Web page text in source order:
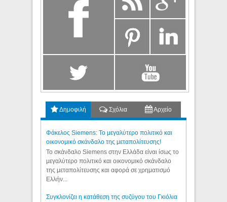
Δημοφιλή Σχόλια Αρχείο
Φάκελος Siemens: Το μεγαλύτερο πολιτικό και
οικονομικό σκάνδαλο της μεταπολίτευσης!
Το σκάνδαλο Siemens στην Ελλάδα είναι ίσως το
μεγαλύτερο πολιτικό και οικονομικό σκάνδαλο
της μεταπολίτευσης και αφορά σε χρηματισμό
Ελλήν...
Συγκλονίζει η κατάθεση της συζύγου του Γκιόλια